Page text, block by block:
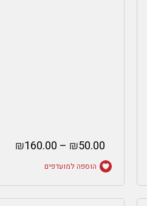
₪50.00
–
₪160.00
הוספה למועדפים